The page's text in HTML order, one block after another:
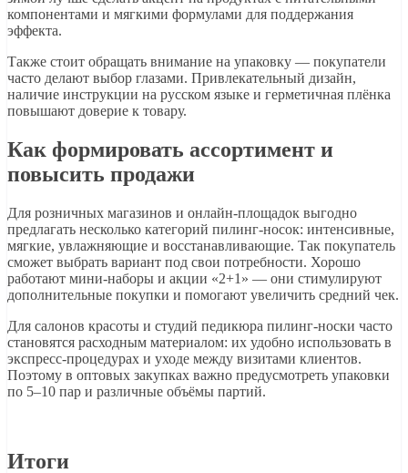
компонентами и мягкими формулами для поддержания
эффекта.
Также стоит обращать внимание на упаковку — покупатели
часто делают выбор глазами. Привлекательный дизайн,
наличие инструкции на русском языке и герметичная плёнка
повышают доверие к товару.
Как формировать ассортимент и
повысить продажи
Для розничных магазинов и онлайн-площадок выгодно
предлагать несколько категорий пилинг-носок: интенсивные,
мягкие, увлажняющие и восстанавливающие. Так покупатель
сможет выбрать вариант под свои потребности. Хорошо
работают мини-наборы и акции «2+1» — они стимулируют
дополнительные покупки и помогают увеличить средний чек.
Для салонов красоты и студий педикюра пилинг-носки часто
становятся расходным материалом: их удобно использовать в
экспресс-процедурах и уходе между визитами клиентов.
Поэтому в оптовых закупках важно предусмотреть упаковки
по 5–10 пар и различные объёмы партий.
Итоги